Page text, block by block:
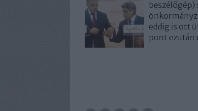
eddig is ott
pont ezután